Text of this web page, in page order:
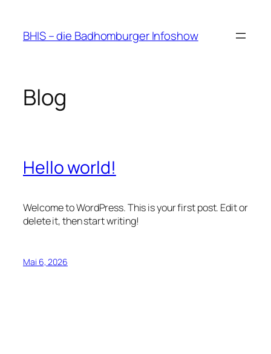
springen
BHIS – die Badhomburger Infoshow
Blog
Hello world!
Welcome to WordPress. This is your first post. Edit or
delete it, then start writing!
Mai 6, 2026